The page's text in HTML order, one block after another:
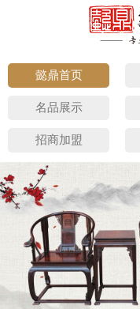
懿鼎首页
名品展示
招商加盟